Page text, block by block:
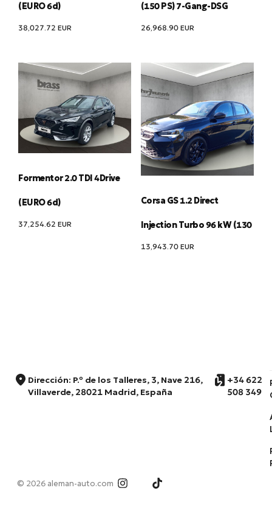
(EURO 6d)
38,027.72 EUR
(150 PS) 7-Gang-DSG
26,968.90 EUR
Formentor 2.0 TDI 4Drive
(EURO 6d)
37,254.62 EUR
Corsa GS 1.2 Direct
Injection Turbo 96 kW (130
13,943.70 EUR
Dirección: P.º de los Talleres, 3, Nave 216,
Villaverde, 28021 Madrid, España
+34 622
508 349
© 2026 aleman-auto.com